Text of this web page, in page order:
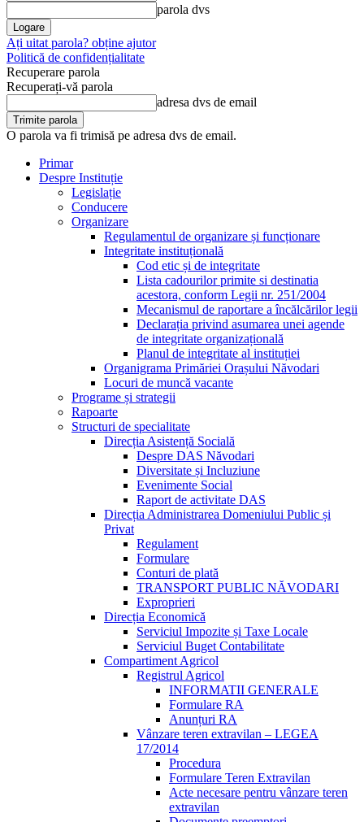
parola dvs
Ați uitat parola? obține ajutor
Politică de confidențialitate
Recuperare parola
Recuperați-vă parola
adresa dvs de email
O parola va fi trimisă pe adresa dvs de email.
Primar
Despre Instituție
Legislație
Conducere
Organizare
Regulamentul de organizare și funcționare
Integritate instituțională
Cod etic și de integritate
Lista cadourilor primite si destinatia
acestora, conform Legii nr. 251/2004
Mecanismul de raportare a încălcărilor legii
Declarația privind asumarea unei agende
de integritate organizațională
Planul de integritate al instituției
Organigrama Primăriei Orașului Năvodari
Locuri de muncă vacante
Programe și strategii
Rapoarte
Structuri de specialitate
Direcția Asistență Socială
Despre DAS Năvodari
Diversitate și Incluziune
Evenimente Social
Raport de activitate DAS
Direcția Administrarea Domeniului Public și
Privat
Regulament
Formulare
Conturi de plată
TRANSPORT PUBLIC NĂVODARI
Exproprieri
Direcția Economică
Serviciul Impozite și Taxe Locale
Serviciul Buget Contabilitate
Compartiment Agricol
Registrul Agricol
INFORMATII GENERALE
Formulare RA
Anunțuri RA
Vânzare teren extravilan – LEGEA
17/2014
Procedura
Formulare Teren Extravilan
Acte necesare pentru vânzare teren
extravilan